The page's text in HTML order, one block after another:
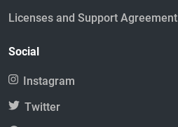
Licenses and Support Agreement
Social
Instagram
Twitter